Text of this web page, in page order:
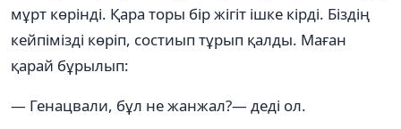
мұрт көрінді. Қара торы бір жігіт ішке кірді. Біздің
кейпімізді көріп, состиып тұрып қалды. Маған
қарай бұрылып:
— Генацвали, бұл не жанжал?— деді ол.